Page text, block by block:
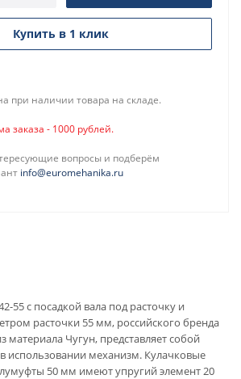
Купить в 1 клик
при наличии товара на складе.
заказа - 1000 рублей.
вопросы и подберём
info@euromehanika.ru
55 с посадкой вала под расточку и
расточки 55 мм, российского бренда
материала Чугун, представляет собой
использовании механизм. Кулачковые
50 мм имеют упругий элемент 20